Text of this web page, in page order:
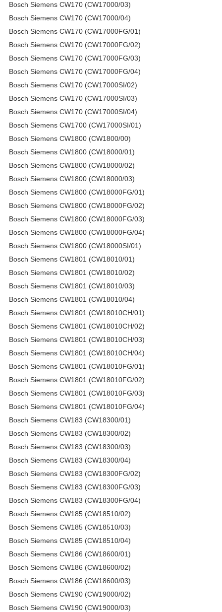
Bosch Siemens CW170 (CW17000/03)
Bosch Siemens CW170 (CW17000/04)
Bosch Siemens CW170 (CW17000FG/01)
Bosch Siemens CW170 (CW17000FG/02)
Bosch Siemens CW170 (CW17000FG/03)
Bosch Siemens CW170 (CW17000FG/04)
Bosch Siemens CW170 (CW17000SI/02)
Bosch Siemens CW170 (CW17000SI/03)
Bosch Siemens CW170 (CW17000SI/04)
Bosch Siemens CW1700 (CW17000SI/01)
Bosch Siemens CW1800 (CW1800/00)
Bosch Siemens CW1800 (CW18000/01)
Bosch Siemens CW1800 (CW18000/02)
Bosch Siemens CW1800 (CW18000/03)
Bosch Siemens CW1800 (CW18000FG/01)
Bosch Siemens CW1800 (CW18000FG/02)
Bosch Siemens CW1800 (CW18000FG/03)
Bosch Siemens CW1800 (CW18000FG/04)
Bosch Siemens CW1800 (CW18000SI/01)
Bosch Siemens CW1801 (CW18010/01)
Bosch Siemens CW1801 (CW18010/02)
Bosch Siemens CW1801 (CW18010/03)
Bosch Siemens CW1801 (CW18010/04)
Bosch Siemens CW1801 (CW18010CH/01)
Bosch Siemens CW1801 (CW18010CH/02)
Bosch Siemens CW1801 (CW18010CH/03)
Bosch Siemens CW1801 (CW18010CH/04)
Bosch Siemens CW1801 (CW18010FG/01)
Bosch Siemens CW1801 (CW18010FG/02)
Bosch Siemens CW1801 (CW18010FG/03)
Bosch Siemens CW1801 (CW18010FG/04)
Bosch Siemens CW183 (CW18300/01)
Bosch Siemens CW183 (CW18300/02)
Bosch Siemens CW183 (CW18300/03)
Bosch Siemens CW183 (CW18300/04)
Bosch Siemens CW183 (CW18300FG/02)
Bosch Siemens CW183 (CW18300FG/03)
Bosch Siemens CW183 (CW18300FG/04)
Bosch Siemens CW185 (CW18510/02)
Bosch Siemens CW185 (CW18510/03)
Bosch Siemens CW185 (CW18510/04)
Bosch Siemens CW186 (CW18600/01)
Bosch Siemens CW186 (CW18600/02)
Bosch Siemens CW186 (CW18600/03)
Bosch Siemens CW190 (CW19000/02)
Bosch Siemens CW190 (CW19000/03)